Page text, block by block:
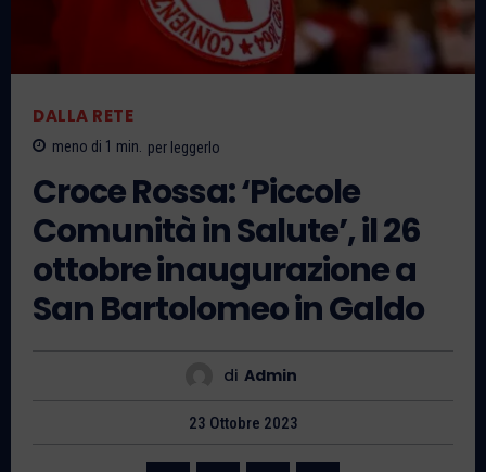
DALLA RETE
meno di 1 min. per leggerlo
Croce Rossa: ‘Piccole
Comunità in Salute’, il 26
ottobre inaugurazione a
San Bartolomeo in Galdo
di Admin
23 Ottobre 2023